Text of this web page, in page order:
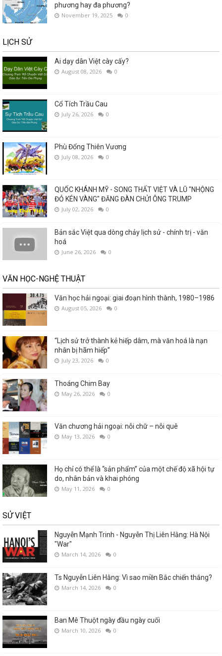
phương hay đa phương?
November 19, 2025 0
LỊCH SỬ
Ai dạy dân Việt cày cấy?
August 08, 2026 0
Cổ Tích Trầu Cau
July 26, 2026 0
Phù Đổng Thiên Vương
July 08, 2026 0
QUỐC KHÁNH MỸ - SONG THẤT VIỆT VÀ LŨ "NHỘNG
ĐỎ KÉN VÀNG" ĐĂNG ĐÀN CHỬI ÔNG TRUMP
July 02, 2026 0
Bản sắc Việt qua dòng chảy lịch sử - chính trị - văn
hoá
June 26, 2026 0
VĂN HỌC-NGHỆ THUẬT
Văn học hải ngoại: giai đoạn hình thành, 1980–1986
August 05, 2026 0
“Lịch sử trở thành kẻ hiếp dâm, mà văn hoá là nạn
nhân bị hãm hiếp”
July 23, 2026 0
Thoáng Chim Bay
May 26, 2026 0
Văn chương hải ngoại: nỗi chữ – nỗi quê
May 13, 2026 0
Họ chỉ có thể là “sản phẩm” của một chế độ xã hội tự
do, nhân bản và khai phóng
May 11, 2026 0
SỬ VIỆT
Nguyễn Mạnh Trinh - Nguyễn Thị Liên Hằng: Hà Nội
"War"
March 14, 2026 0
Ts Nguyễn Liên Hằng: Vì sao miền Bắc chiến thắng?
March 14, 2026 0
Ban Mê Thuột ngày đầu ngày cuối
March 10, 2026 0